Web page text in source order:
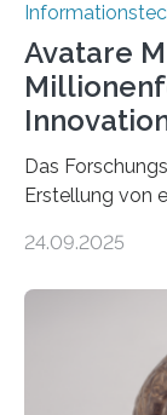
Avatare
Das
Erstellung von
Förderung in
der Universität
der MindPort
Lösung zur
Avatare. Gen-
24.09.2025